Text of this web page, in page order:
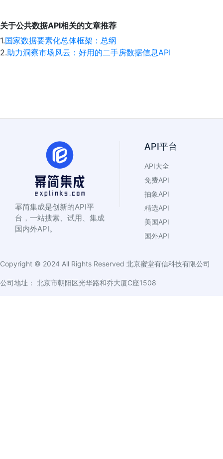
关于公共数据API相关的文章推荐
1.国家数据要素化总体框架：总纲
2.助力洞察市场风云：好用的二手房数据信息API
幂简集成是创新的API平
台，一站搜索、试用、集成
国内外API。
API平台
API大全
免费API
抽象API
精选API
美国API
国外API
Copyright © 2024 All Rights Reserved 北京蜜堂有信科技有限公司
公司地址： 北京市朝阳区光华路和乔大厦C座1508